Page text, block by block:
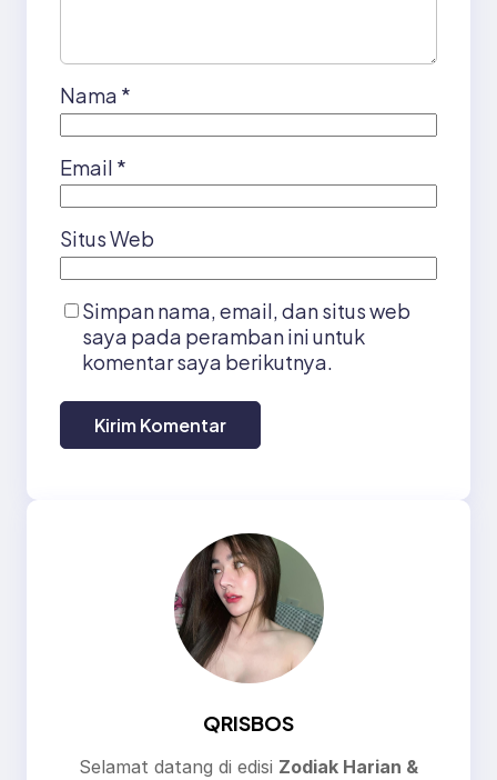
Nama *
Email *
Situs Web
Simpan nama, email, dan situs web
saya pada peramban ini untuk
komentar saya berikutnya.
QRISBOS
Selamat datang di edisi Zodiak Harian &